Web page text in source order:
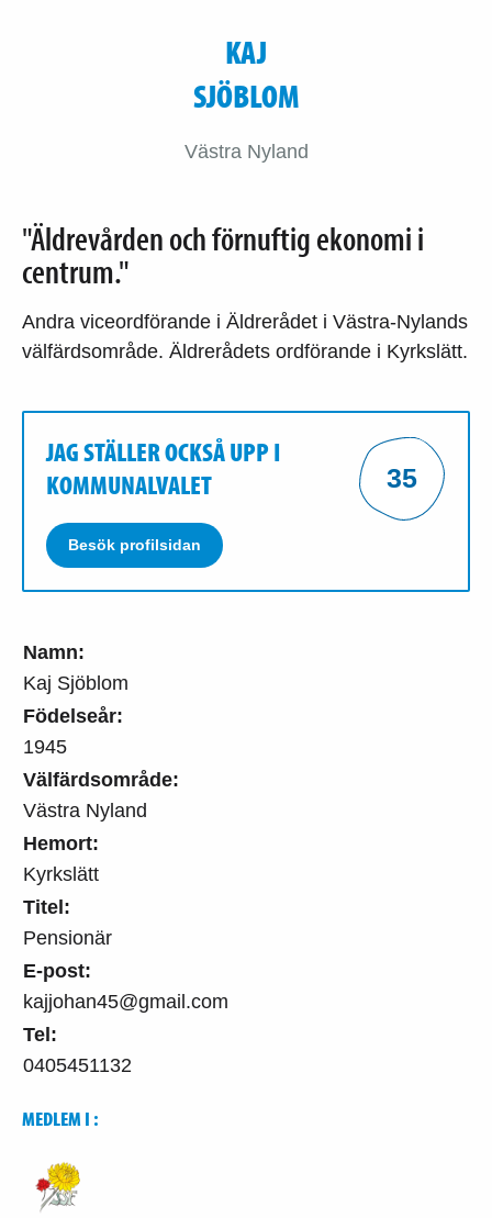
Namn:
Kaj Sjöblom
Födelseår:
1945
Välfärdsområde:
Västra Nyland
Hemort:
Kyrkslätt
Titel:
Pensionär
E-post:
kajjohan45@gmail.com
Tel:
0405451132
MEDLEM I :
KAJ
SJÖBLOM
Västra Nyland
"Äldrevården och förnuftig ekonomi i
centrum."
Andra viceordförande i Äldrerådet i Västra-Nylands
välfärdsområde. Äldrerådets ordförande i Kyrkslätt.
JAG STÄLLER OCKSÅ UPP I
KOMMUNALVALET
Besök profilsidan
35